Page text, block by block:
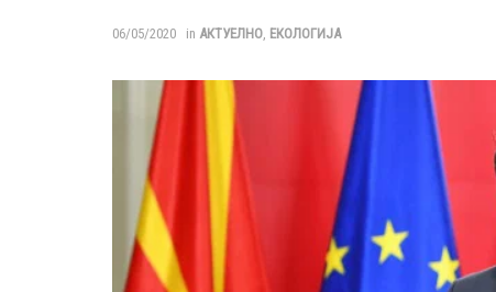
06/05/2020 in АКТУЕЛНО, ЕКОЛОГИЈА